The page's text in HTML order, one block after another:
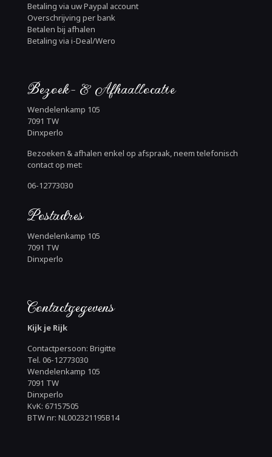
Betaling via uw Paypal account
Overschrijving per bank
Betalen bij afhalen
Betaling via i-Deal/Wero
Bezoek- & Afhaallocatie
Wendelenkamp 105
7091 TW
Dinxperlo
Bezoeken & afhalen enkel op afspraak, neem telefonisch
contact op met:
06-12773030
Postadres
Wendelenkamp 105
7091 TW
Dinxperlo
Contactgegevens
Kijk je Rijk
Contactpersoon: Brigitte
Tel. 06-12773030
Wendelenkamp 105
7091 TW
Dinxperlo
KvK: 67157505
BTW nr: NL002321195B14